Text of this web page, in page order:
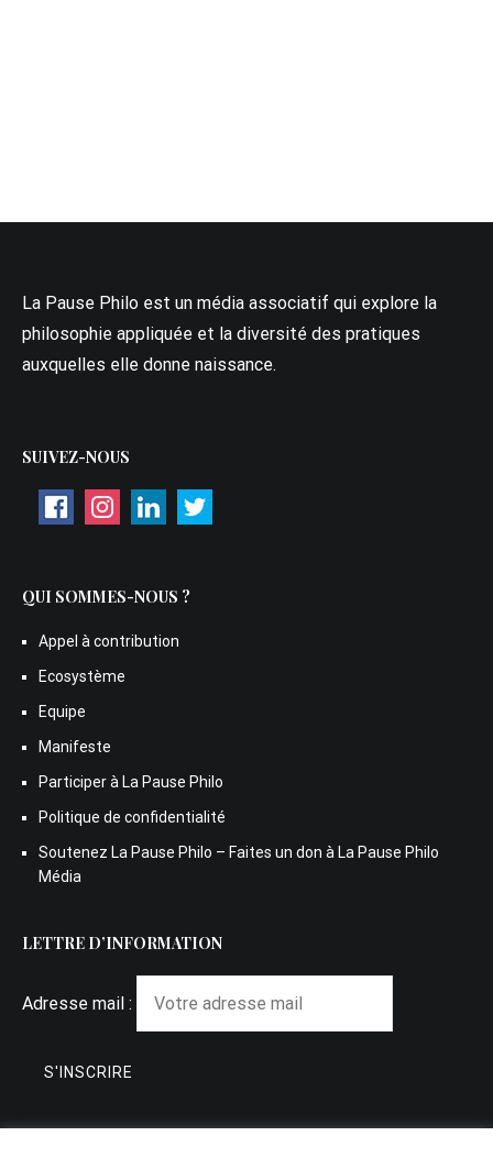
La Pause Philo est un média associatif qui explore la
philosophie appliquée et la diversité des pratiques
auxquelles elle donne naissance.
SUIVEZ-NOUS
QUI SOMMES-NOUS ?
Appel à contribution
Ecosystème
Equipe
Manifeste
Participer à La Pause Philo
Politique de confidentialité
Soutenez La Pause Philo – Faites un don à La Pause Philo
Média
LETTRE D’INFORMATION
Adresse mail :